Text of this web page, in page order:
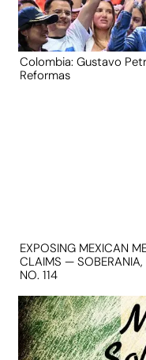
Colombia: Gustavo
Reformas
EXPOSING MEXICAN
CLAIMS —
NO. 114